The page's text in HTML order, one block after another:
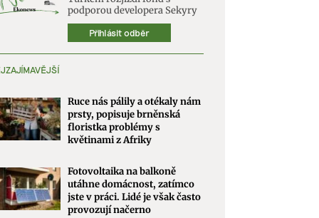
podporou developera Sekyry
Přihlásit odběr
Ruce nás pálily a otékaly nám
prsty, popisuje brněnská
floristka problémy s
květinami z Afriky
Fotovoltaika na balkoně
utáhne domácnost, zatímco
jste v práci. Lidé je však často
provozují načerno